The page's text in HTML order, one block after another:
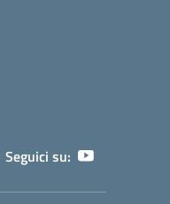
Seguici su: